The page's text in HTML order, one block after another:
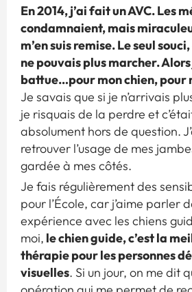
En 2014, j’ai fait un AVC. Les
condamnaient, mais
m’en suis remise. Le seul
ne pouvais plus marcher.
battue…pour mon chien, pour
Je savais que si je n’arrivais
je risquais de la perdre et
absolument hors de question.
retrouver l’usage de mes
gardée à mes côtés.
Je fais régulièrement des
pour l’École, car j’aime parler
expérience avec les chiens
moi, le chien guide, c’est la
thérapie pour les personnes
visuelles. Si un jour, on me dit